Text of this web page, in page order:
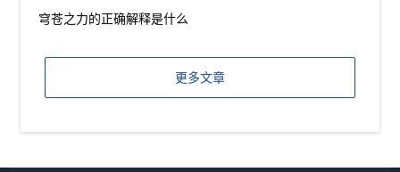
穹苍之力的正确解释是什么
更多文章